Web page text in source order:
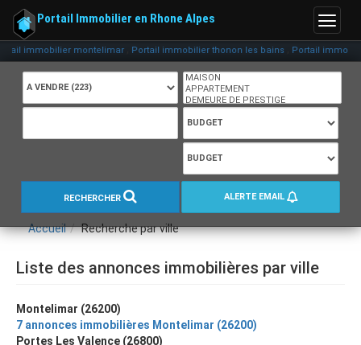
immobilier montelimar ,Portail immobilier thonon les bains ,Portail
Menu
Portail Immobilier en Rhone Alpes
RECHERCHER ALERTE EMAIL
Accueil Recherche par ville
Liste des annonces immobilières par ville
Montelimar (26200)
7 annonces immobilières Montelimar (26200)
Portes Les Valence (26800)